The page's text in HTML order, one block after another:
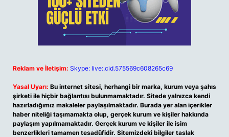
Reklam ve İletişim: Skype: live:.cid.575569c608265c69
Yasal Uyarı: Bu internet sitesi, herhangi bir marka, kurum veya şahıs
şirketi ile hiçbir bağlantısı bulunmamaktadır. Sitede yalnızca kendi
hazırladığımız makaleler paylaşılmaktadır. Burada yer alan içerikler
haber niteliği taşımamakta olup, gerçek kurum ve kişiler hakkında
paylaşım yapılmamaktadır. Gerçek kurum ve kişiler ile isim
benzerlikleri tamamen tesadüfidir. Sitemizdeki bilgiler taslak